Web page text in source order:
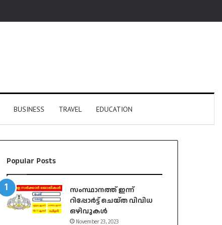
BUSINESS TRAVEL EDUCATION
Popular Posts
സംസ്ഥാനത്ത് ഇന്ന്
റിപ്പോർട്ട് ചെയ്ത വിവിധ
ഒഴിവുകൾ
November 23, 2023